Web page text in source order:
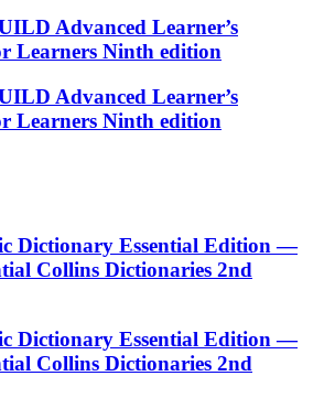
Advanced Learner’s
Learners Ninth edition
Advanced Learner’s
Learners Ninth edition
Dictionary Essential Edition —
Collins Dictionaries 2nd
Dictionary Essential Edition —
Collins Dictionaries 2nd